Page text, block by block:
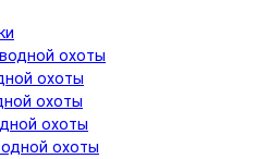
охоты
охоты
охоты
охоты
охоты